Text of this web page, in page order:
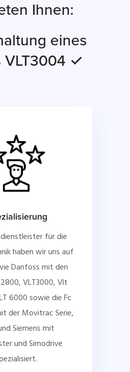
Ihnen:
eines
VLT3004 ✓
für die
haben wir uns auf
Danfoss mit den
VLT3000, Vlt
6000 sowie die Fc
der Movitrac Serie,
Siemens mit
und Simodrive